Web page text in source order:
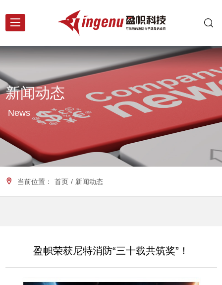
新闻动态
News
当前位置： 首页 / 新闻动态
盈帜荣获尼特消防“三十载共筑奖”！